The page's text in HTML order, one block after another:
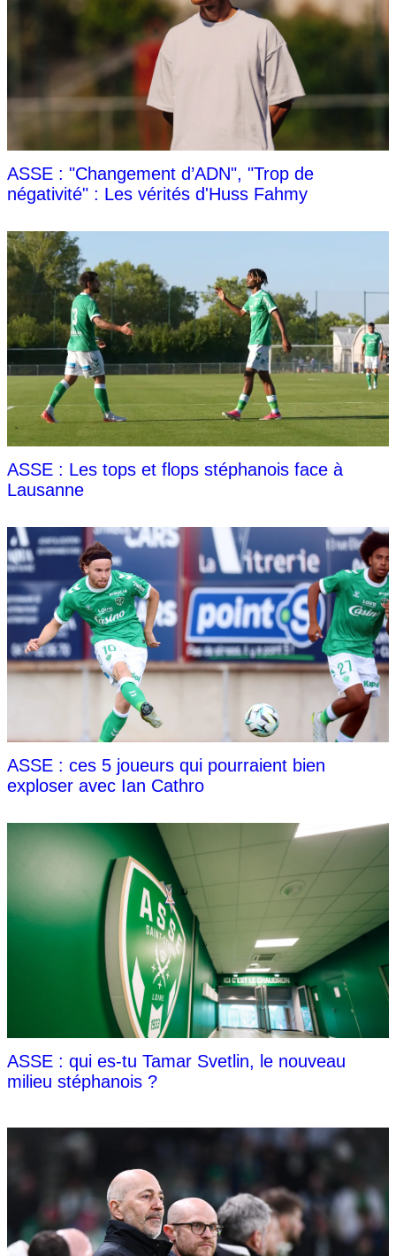
ASSE : "Changement d’ADN", "Trop de
négativité" : Les vérités d'Huss Fahmy
ASSE : Les tops et flops stéphanois face à
Lausanne
ASSE : ces 5 joueurs qui pourraient bien
exploser avec Ian Cathro
ASSE : qui es-tu Tamar Svetlin, le nouveau
milieu stéphanois ?